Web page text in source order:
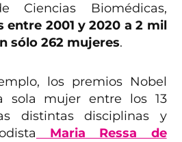
Ciencias Biomédicas,
2001 y 2020 a 2 mil
sólo 262 mujeres.
los premios Nobel
sola mujer entre los 13
distintas disciplinas y
Maria Ressa de